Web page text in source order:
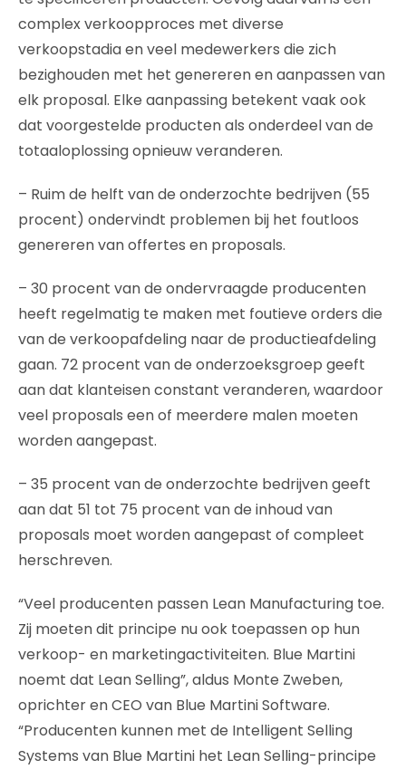
complex verkoopproces met diverse
verkoopstadia en veel medewerkers die zich
bezighouden met het genereren en aanpassen van
elk proposal. Elke aanpassing betekent vaak ook
dat voorgestelde producten als onderdeel van de
totaaloplossing opnieuw veranderen.
– Ruim de helft van de onderzochte bedrijven (55
procent) ondervindt problemen bij het foutloos
genereren van offertes en proposals.
– 30 procent van de ondervraagde producenten
heeft regelmatig te maken met foutieve orders die
van de verkoopafdeling naar de productieafdeling
gaan. 72 procent van de onderzoeksgroep geeft
aan dat klanteisen constant veranderen, waardoor
veel proposals een of meerdere malen moeten
worden aangepast.
– 35 procent van de onderzochte bedrijven geeft
aan dat 51 tot 75 procent van de inhoud van
proposals moet worden aangepast of compleet
herschreven.
“Veel producenten passen Lean Manufacturing toe.
Zij moeten dit principe nu ook toepassen op hun
verkoop- en marketingactiviteiten. Blue Martini
noemt dat Lean Selling”, aldus Monte Zweben,
oprichter en CEO van Blue Martini Software.
“Producenten kunnen met de Intelligent Selling
Systems van Blue Martini het Lean Selling-principe